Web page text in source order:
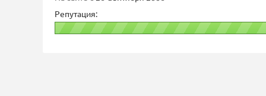
Репутация: